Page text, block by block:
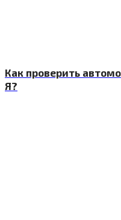
Как проверить
Я?